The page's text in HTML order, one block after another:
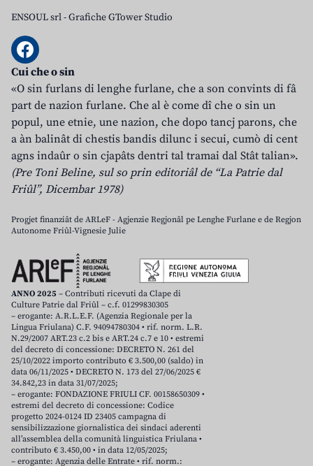
ENSOUL srl-Grafiche GTower Studio
Cui che o sin
«O sin furlans di lenghe furlane, che a son convints di fâ
part de nazion furlane. Che al è come dî che o sin un
popul, une etnie, une nazion, che dopo tancj parons, che
a àn balinât di chestis bandis dilunc i secui, cumò di cent
agns indaûr o sin cjapâts dentri tal tramai dal Stât talian».
(Pre Toni Beline, sul so prin editoriâl de “La Patrie dal
Friûl”, Dicembar 1978)
Progjet finanziât de ARLeF - Agjenzie Regjonâl pe Lenghe Furlane e de Regjon
Autonome Friûl-Vignesie Julie
ANNO 2025 – Contributi ricevuti da Clape di
Culture Patrie dal Friûl – c.f. 01299830305
– erogante: A.R.L.E.F. (Agenzia Regionale per la
Lingua Friulana) C.F. 94094780304 • rif. norm. L.R.
N.29/2007 ART.23 c.2 bis e ART.24 c.7 e 10 • estremi
del decreto di concessione: DECRETO N. 261 del
25/10/2022 importo contributo € 3.500,00 (saldo) in
data 06/11/2025 • DECRETO N. 173 del 27/06/2025 €
34.842,23 in data 31/07/2025;
– erogante: FONDAZIONE FRIULI CF. 00158650309 •
estremi del decreto di concessione: Codice
progetto 2024-0124 ID 23405 campagna di
sensibilizzazione giornalistica dei sindaci aderenti
all’assemblea della comunità linguistica Friulana •
contributo € 3.450,00 • in data 12/05/2025;
– erogante: Agenzia delle Entrate • rif. norm.: